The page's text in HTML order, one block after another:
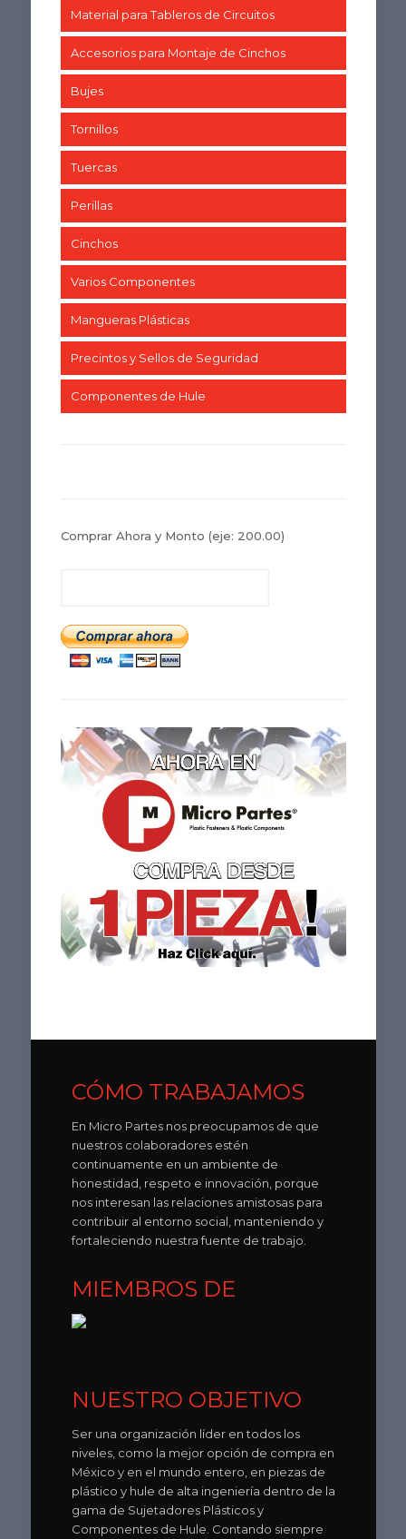
Material para Tableros de Circuitos
Accesorios para Montaje de Cinchos
Bujes
Tornillos
Tuercas
Perillas
Cinchos
Varios Componentes
Mangueras Plásticas
Precintos y Sellos de Seguridad
Componentes de Hule
Comprar Ahora y Monto (eje: 200.00)
CÓMO TRABAJAMOS
En Micro Partes nos preocupamos de que
nuestros colaboradores estén
continuamente en un ambiente de
honestidad, respeto e innovación, porque
nos interesan las relaciones amistosas para
contribuir al entorno social, manteniendo y
fortaleciendo nuestra fuente de trabajo.
MIEMBROS DE
NUESTRO OBJETIVO
Ser una organización líder en todos los
niveles, como la mejor opción de compra en
México y en el mundo entero, en piezas de
plástico y hule de alta ingeniería dentro de la
gama de Sujetadores Plásticos y
Componentes de Hule. Contando siempre